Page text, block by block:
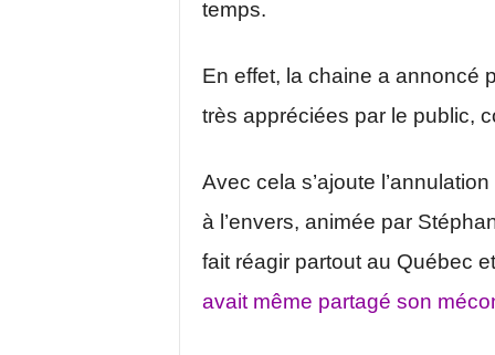
temps.
En effet, la chaine a annoncé
très appréciées par le public,
Avec cela s’ajoute
à l’envers, animée par
fait réagir partout au Québec
avait même partagé son